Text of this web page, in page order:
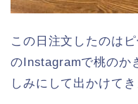
この日注文したのは
のInstagramで桃のか
しみにして出かけてき